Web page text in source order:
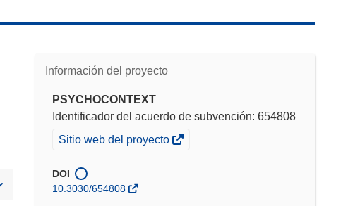
Información del proyecto
PSYCHOCONTEXT
Identificador del acuerdo de subvención: 654808
(se
una
nueva
Sitio web del proyecto
DOI
10.3030/654808